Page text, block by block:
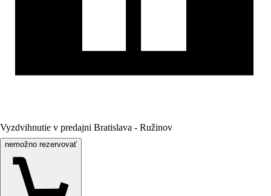
Vyzdvihnutie v predajni Bratislava - Ružinov
nemožno rezervovať